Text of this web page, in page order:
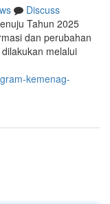
Discuss
Tahun 2025
dan perubahan
melalui
kemenag-